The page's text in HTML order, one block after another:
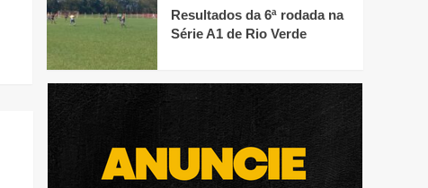
Resultados da 6ª rodada na
Série A1 de Rio Verde